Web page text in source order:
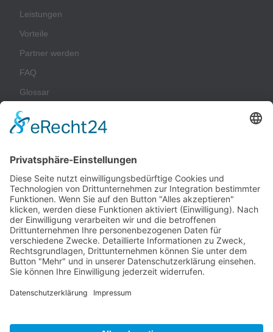
Leistungen
Vorteile
Partner werden
FAQ
Glossar
Unternehmen
Impressum
Datenschutz
AGB
Nachhaltigkeit
Kontakt
Kunden-Login